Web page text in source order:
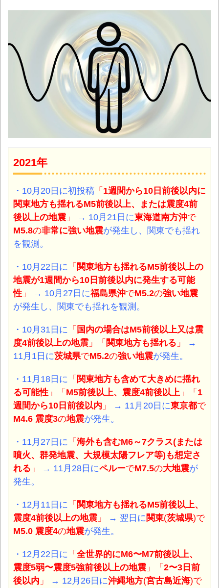
2021年
・10月20日に初投稿 「 1週間から10日前後以内に
関東地方も揺れるM5前後以上、または震度4前
後以上の地震 」 → 10月21日に東海道南方沖で
M5.8の非常に強い地震が発生し、関東でも揺れ
を観測。
・10月22日に 「 関東地方も揺れるM5前後以上の
地震が1週間から10日前後以内に発生する可能
性 」 → 10月27日に福島県沖でM5.2の強い地震
が発生し、 関東でも揺れを観測。
・10月31日に 「 国内の場合はM5前後以上又は震
度4前後以上の地震 」「 関東地方も揺れる 」
→
11月1日に茨城県でM5.2の強い地震が発生。
・11月18日に 「 関東地方も含めて大きめに揺れ
る可能性 」「 M5前後以上、震度4前後以上 」「 1
週間から10日前後以内 」 → 11月20日に東京都で
M4.6 震度3の地震が発生。
・11月27日に 「 海外も含むM6～7クラス(または
噴火、群発地震、大規模太陽フレア等)も想定さ
れる 」 → 11月28日にペルーでM7.5の大地震が
発生。
・12月11日に 「 関東地方も揺れるM5前後以上、
震度4前後以上の地震 」 → 翌日に 関東(茨城県)で
M5.0 震度4の地震が発生。
・12月22日に 「 全世界的にM6〜M7前後以上、
震度5弱〜震度5強前後以上の地震 」「 2〜3日前
後以内 」 → 12月26日に沖縄地方(宮古島近海)で